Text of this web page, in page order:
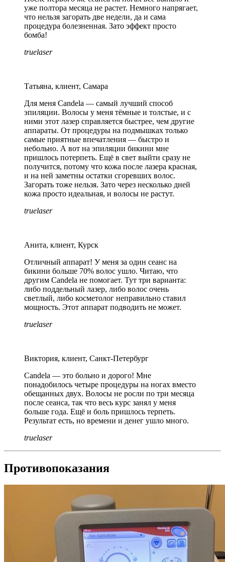
уже полтора месяца не растет. Немного напрягает,
что нельзя загорать две недели, да и сама
процедура болезненная. Зато эффект просто
бомба!
truelaser
Татьяна, клиент, Самара
Для меня Candela — самый лучший способ
эпиляции. Волосы у меня тёмные и толстые, и с
ними этот лазер справляется быстрее, чем другие
аппараты. От процедуры на подмышках только
самые приятные впечатления — быстро и
небольно. А вот на эпиляции бикини мне
пришлось потерпеть. Ещё в свет выйти сразу не
получится, потому что кожа после лазера красная,
и на ней заметны остатки сгоревших волос.
Загорать тоже нельзя. Зато через несколько дней
кожа просто идеальная, и волосы не растут.
truelaser
Анита, клиент, Курск
Отличный аппарат! У меня за один сеанс на
бикини больше 70% волос ушло. Читаю, что
другим Candela не помогает. Тут три варианта:
либо поддельный лазер, либо волос очень
светлый, либо косметолог неправильно ставил
мощность. Этот аппарат подводить не может.
truelaser
Виктория, клиент, Санкт-Петербург
Candela — это больно и дорого! Мне
понадобилось четыре процедуры на ногах вместо
обещанных двух. Волосы не росли по три месяца
после сеанса, так что весь курс занял у меня
больше года. Ещё и боль пришлось терпеть.
Результат есть, но времени и денег ушло много.
truelaser
Противопоказания